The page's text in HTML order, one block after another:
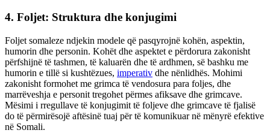
4. Foljet: Struktura dhe konjugimi
Foljet somaleze ndjekin modele që pasqyrojnë kohën, aspektin,
humorin dhe personin. Kohët dhe aspektet e përdorura zakonisht
përfshijnë të tashmen, të kaluarën dhe të ardhmen, së bashku me
humorin e tillë si kushtëzues, imperativ dhe nënlidhës. Mohimi
zakonisht formohet me grimca të vendosura para foljes, dhe
marrëveshja e personit tregohet përmes afiksave dhe grimcave.
Mësimi i rregullave të konjugimit të foljeve dhe grimcave të fjalisë
do të përmirësojë aftësinë tuaj për të komunikuar në mënyrë efektive
në Somali.